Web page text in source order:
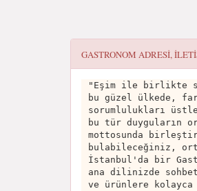
GASTRONOM ADRESI,
"Eşim ile birlikte
bu güzel ülkede,
sorumlulukları
bu tür duyguların
mottosunda
bulabileceğiniz,
İstanbul'da bir
ana dilinizde
ve ürünlere